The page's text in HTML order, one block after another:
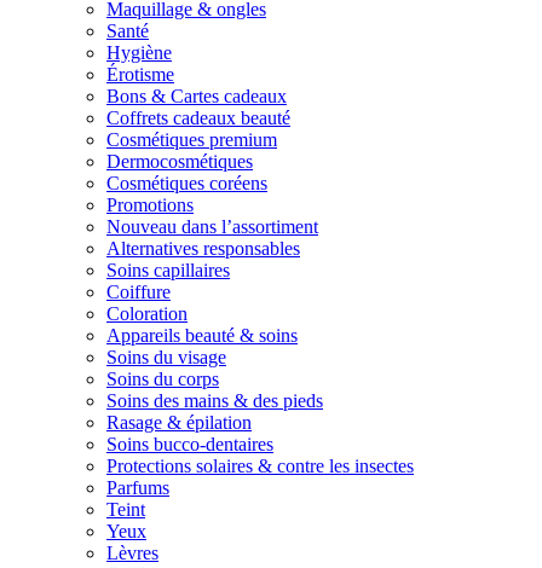
Maquillage & ongles
Santé
Hygiène
Érotisme
Bons & Cartes cadeaux
Coffrets cadeaux beauté
Cosmétiques premium
Dermocosmétiques
Cosmétiques coréens
Promotions
Nouveau dans l’assortiment
Alternatives responsables
Soins capillaires
Coiffure
Coloration
Appareils beauté & soins
Soins du visage
Soins du corps
Soins des mains & des pieds
Rasage & épilation
Soins bucco-dentaires
Protections solaires & contre les insectes
Parfums
Teint
Yeux
Lèvres